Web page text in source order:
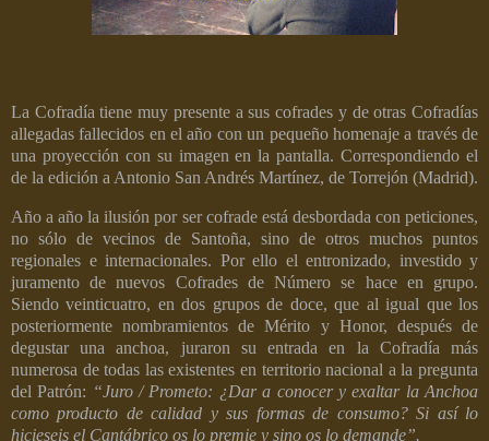
La Cofradía tiene muy presente a sus cofrades y de otras Cofradías
allegadas fallecidos en el año con un pequeño homenaje a través de
una proyección con su imagen en la pantalla. Correspondiendo el
de la edición a Antonio San Andrés Martínez, de Torrejón (Madrid).
Año a año la ilusión por ser cofrade está desbordada con peticiones,
no sólo de vecinos de Santoña, sino de otros muchos puntos
regionales e internacionales. Por ello el entronizado, investido y
juramento de nuevos Cofrades de Número se hace en grupo.
Siendo veinticuatro, en dos grupos de doce, que al igual que los
posteriormente nombramientos de Mérito y Honor, después de
degustar una anchoa, juraron su entrada en la Cofradía más
numerosa de todas las existentes en territorio nacional a la pregunta
del Patrón: “Juro / Prometo: ¿Dar a conocer y exaltar la Anchoa
como producto de calidad y sus formas de consumo? Si así lo
hicieseis el Cantábrico os lo premie y sino os lo demande”.